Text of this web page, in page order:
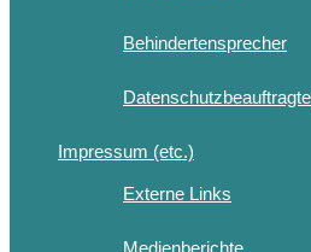
Behindertensprecher
Impressum (etc.)
Externe Links
Medienberichte